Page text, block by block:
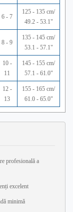
6 - 7
125 - 135 cm/
49.2 - 53.1"
8 - 9
135 - 145 cm/
53.1 - 57.1"
10 -
11
145 - 155 cm/
57.1 - 61.0"
12 -
13
155 - 165 cm/
61.0 - 65.0"
profesională a
excelent
minimă